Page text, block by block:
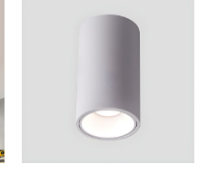
110V-120V 22,86 cm